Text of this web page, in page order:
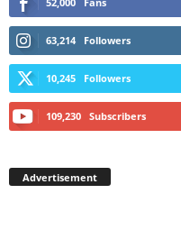
63,214 Followers
10,245 Followers
109,230 Subscribers
Advertisement